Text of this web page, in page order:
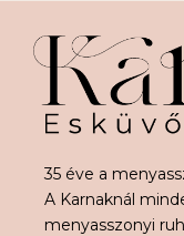
35 éve a
A Karnaknál
menyasszonyi